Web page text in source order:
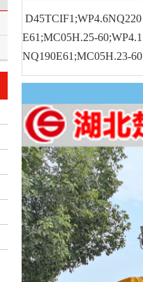
D45TCIF1;WP4.6NQ220
E61;MC05H.25-60;WP4.1
NQ190E61;MC05H.23-60